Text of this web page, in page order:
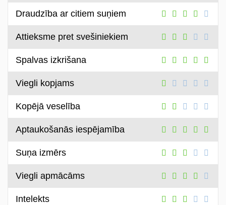
Draudzība ar citiem suņiem
Attieksme pret svešiniekiem
Spalvas izkrišana
Viegli kopjams
Kopējā veselība
Aptaukošanās iespējamība
Suņa izmērs
Viegli apmācāms
Intelekts